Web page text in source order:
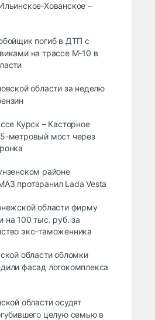
Хованское –
погиб в ДТП с
на трассе М-10 в
области за неделю
Курск – Касторное
метровый мост через
районе
протаранил Lada Vesta
области фирму
на 100 тыс. руб. за
экс-таможенника
области обломки
фасад логокомплекса
области осудят
целую семью в